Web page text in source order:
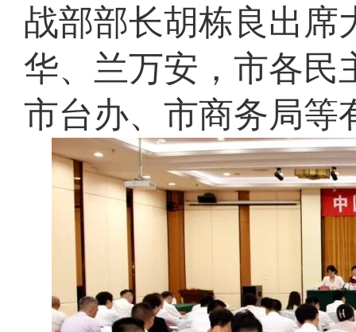
战部部长胡栋良出席
华、兰万安，市各民
市台办、市商务局等